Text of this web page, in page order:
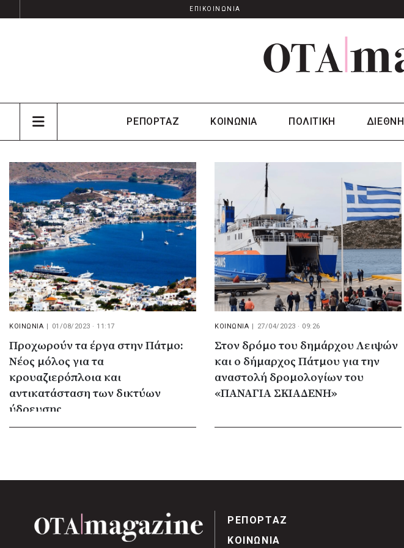
ΕΠΙΚΟΙΝΩΝΙΑ
ΡΕΠΟΡΤΑΖ ΚΟΙΝΩΝΙΑ ΠΟΛΙΤΙΚΗ ΔΙΕΘΝΗ
ΚΟΙΝΩΝΙΑ | 01/08/2023 · 11:17
Προχωρούν τα έργα στην Πάτμο:
Νέος μόλος για τα
κρουαζιερόπλοια και
αντικατάσταση των δικτύων
ύδρευσης
ΚΟΙΝΩΝΙΑ | 27/04/2023 · 09:26
Στον δρόμο του δημάρχου Λειψών
και ο δήμαρχος Πάτμου για την
αναστολή δρομολογίων του
«ΠΑΝΑΓΙΑ ΣΚΙΑΔΕΝΗ»
ΡΕΠΟΡΤΑΖ
ΚΟΙΝΩΝΙΑ